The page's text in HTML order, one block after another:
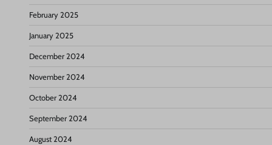
February 2025
January 2025
December 2024
November 2024
October 2024
September 2024
August 2024